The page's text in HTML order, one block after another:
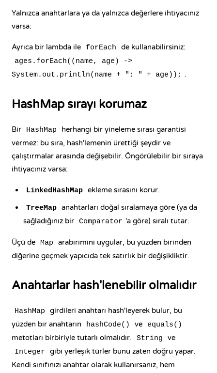
Yalnızca anahtarlara ya da yalnızca değerlere ihtiyacınız
varsa:
Ayrıca bir lambda ile forEach de kullanabilirsiniz:
ages.forEach((name, age) ->
System.out.println(name + ": " + age)); .
HashMap sırayı korumaz
Bir HashMap
herhangi bir yineleme sırası garantisi
vermez: bu sıra, hash'lemenin ürettiği şeydir ve
çalıştırmalar arasında değişebilir. Öngörülebilir bir sıraya
ihtiyacınız varsa:
LinkedHashMap ekleme sırasını korur.
TreeMap anahtarları doğal sıralamaya göre (ya da
sağladığınız bir Comparator 'a göre) sıralı tutar.
Üçü de Map arabirimini uygular, bu yüzden birinden
diğerine geçmek yapıcıda tek satırlık bir değişikliktir.
Anahtarlar hash'lenebilir olmalıdır
HashMap
girdileri anahtarı hash'leyerek bulur, bu
yüzden bir anahtarın
hashCode() ve equals()
metotları birbiriyle tutarlı olmalıdır. String ve
Integer
gibi yerleşik türler bunu zaten doğru yapar.
Kendi sınıfınızı anahtar olarak kullanırsanız, hem